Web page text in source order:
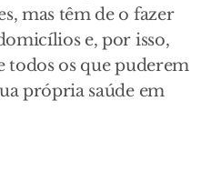
mas têm de o fazer
e, por isso,
todos os que puderem
própria saúde em